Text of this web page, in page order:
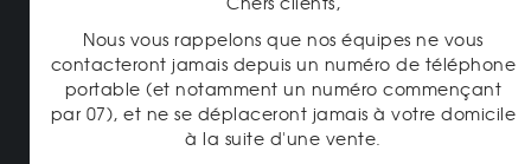
JE M'ABONNE
NOTRE CATALOGUE
Nous vous rappelons que nos équipes ne vous
contacteront jamais depuis un numéro de téléphone
portable (et notamment un numéro commençant
par 07), et ne se déplaceront jamais à votre domicile
à la suite d'une vente.